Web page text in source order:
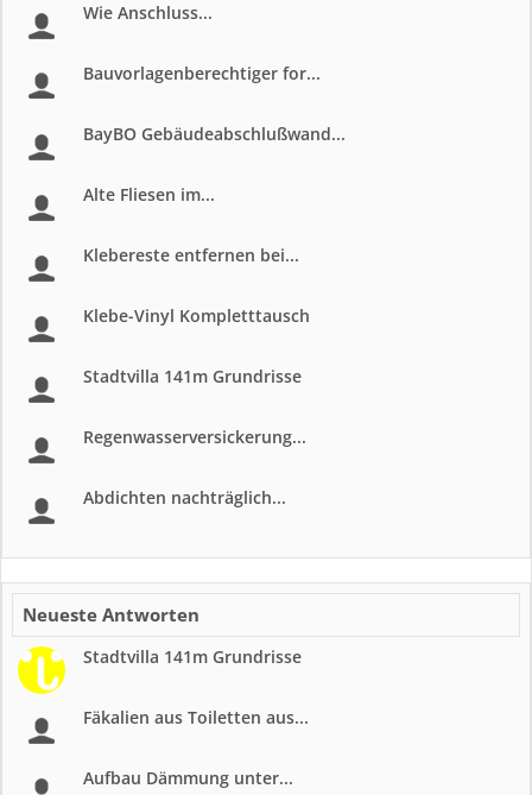
Wie Anschluss...
Bauvorlagenberechtiger for...
BayBO Gebäudeabschlußwand...
Alte Fliesen im...
Klebereste entfernen bei...
Klebe-Vinyl Kompletttausch
Stadtvilla 141m Grundrisse
Regenwasserversickerung...
Abdichten nachträglich...
Neueste Antworten
Stadtvilla 141m Grundrisse
Fäkalien aus Toiletten aus...
Aufbau Dämmung unter...